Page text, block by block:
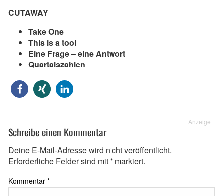
CUTAWAY
Take One
This is a tool
Eine Frage – eine Antwort
Quartalszahlen
Anzeige
Schreibe einen Kommentar
Deine E-Mail-Adresse wird nicht veröffentlicht.
Erforderliche Felder sind mit* markiert.
Kommentar *